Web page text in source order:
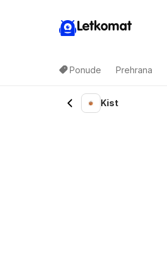
Letkomat
Ponude Prehrana
Kist